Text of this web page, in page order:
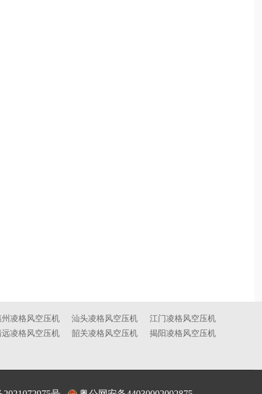
州凌格风空压机 汕头凌格风空压机
江门凌格风空压机
远凌格风空压机 韶关凌格风空压机
揭阳凌格风空压机